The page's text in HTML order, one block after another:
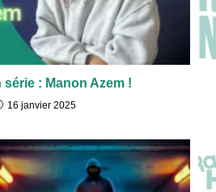
série : Manon Azem !
16 janvier 2025